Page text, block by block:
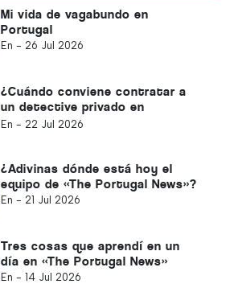
Mi vida de vagabundo en
Portugal
En - 26 Jul 2026
¿Cuándo conviene contratar a
un detective privado en
Portugal? Cinco situaciones en
En - 22 Jul 2026
¿Adivinas dónde está hoy el
equipo de «The Portugal News»?
En - 21 Jul 2026
Tres cosas que aprendí en un
día en «The Portugal News»
En - 14 Jul 2026